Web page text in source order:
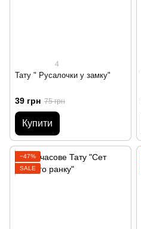
4
Тату " Русалочки у замку"
39 грн 75 грн
Купити
−47%
SALE